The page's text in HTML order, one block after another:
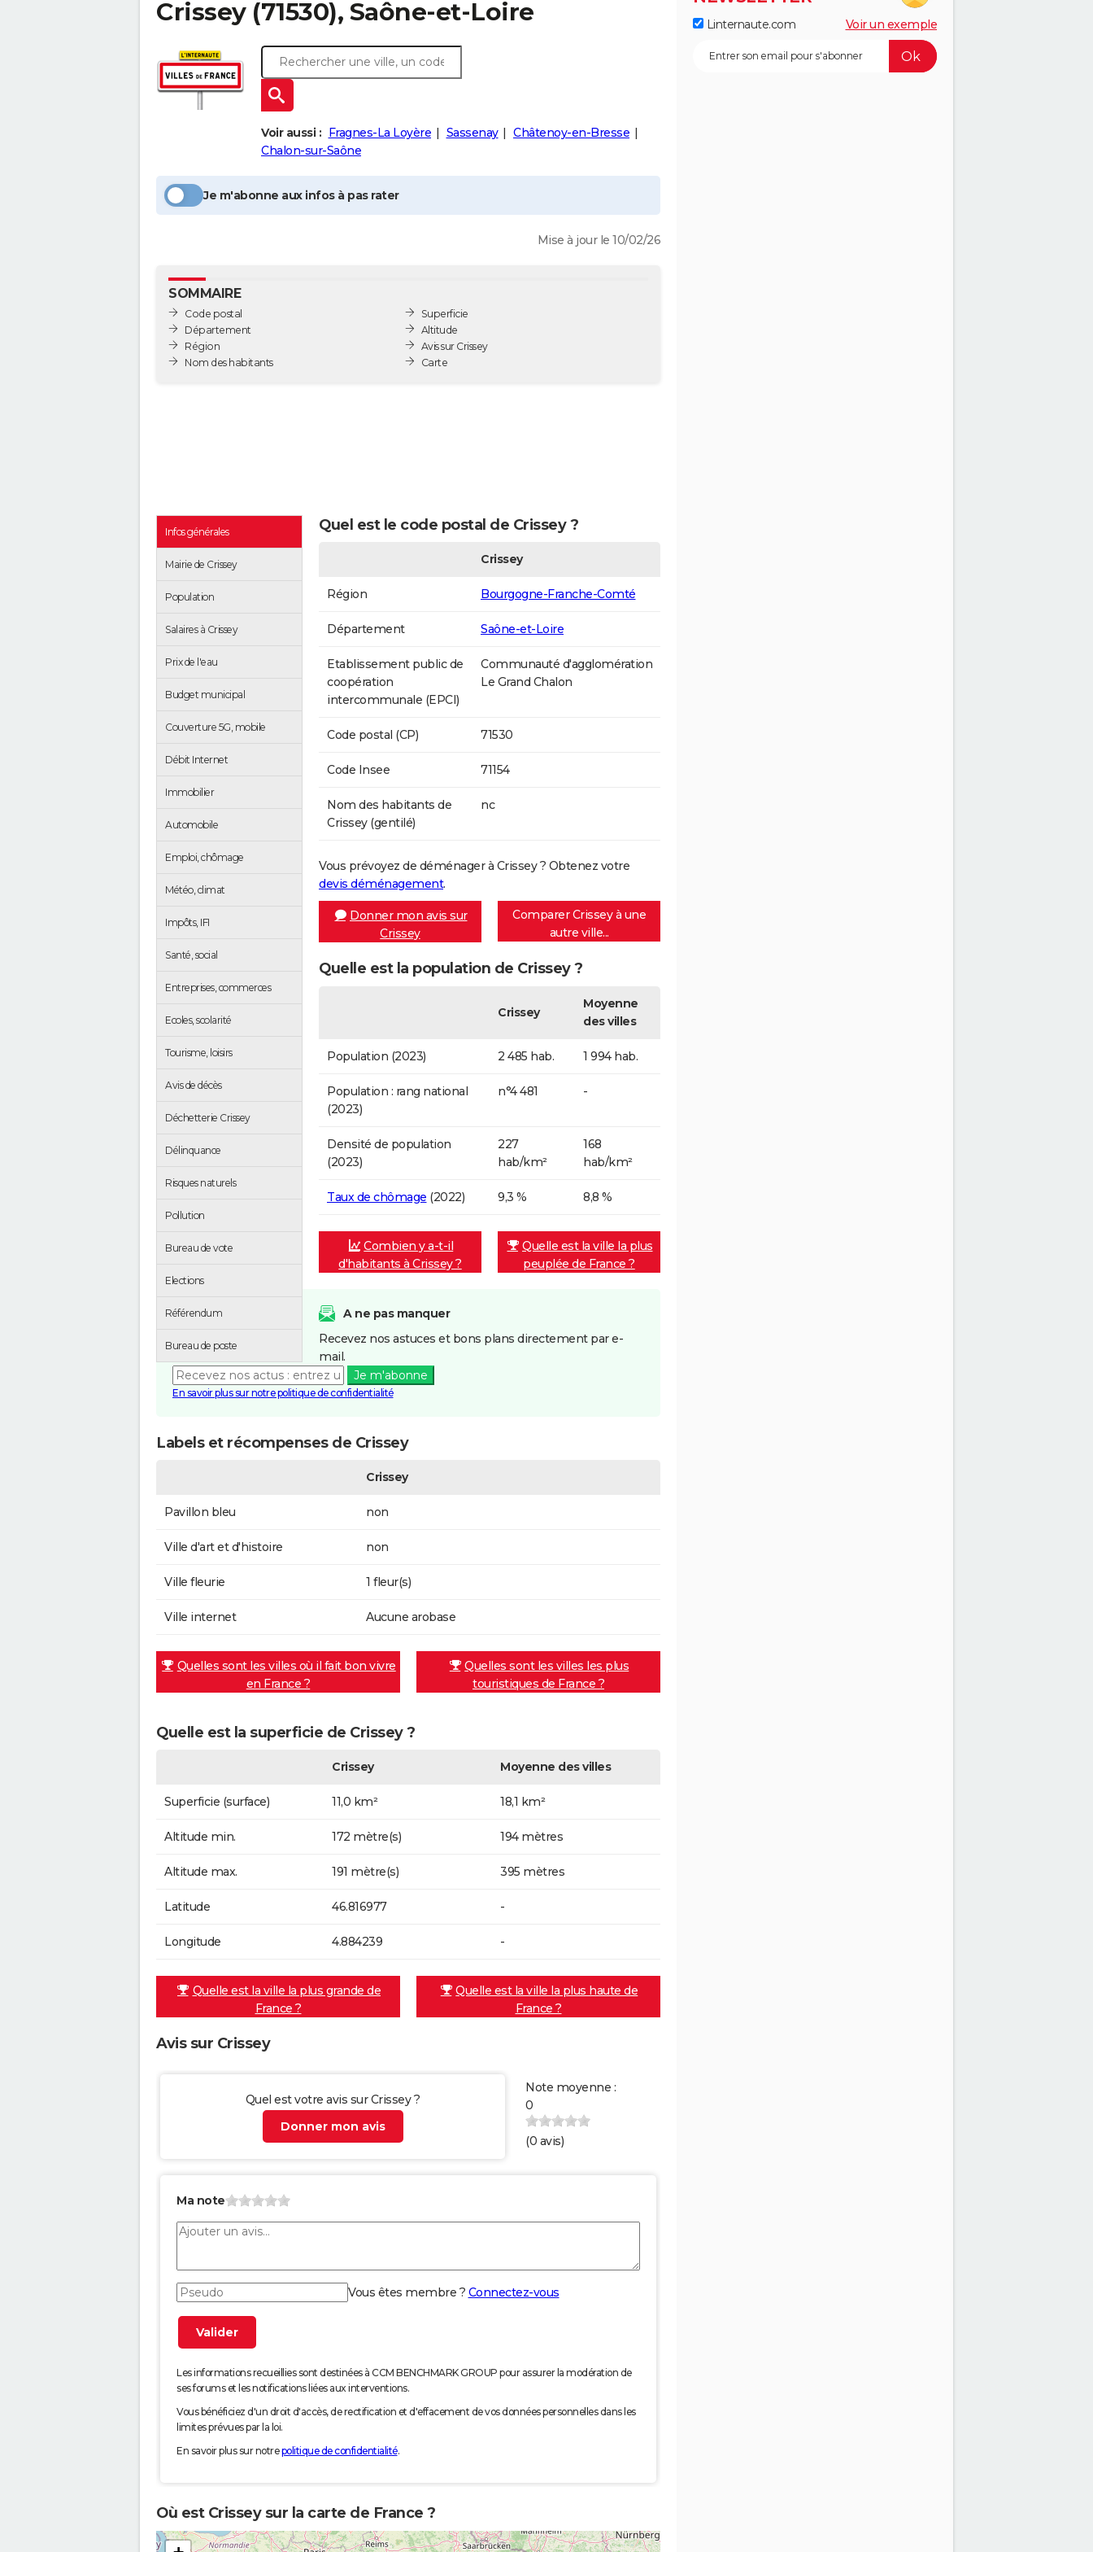
Crissey(71530), Saône-et-Loire
Voir aussi : Fragnes-La Loyère Sassenay
Châtenoy-en-Bresse
Chalon-sur-Saône
Je m'abonne aux infos à pas rater
Mise à jour le 10/02/26
SOMMAIRE
Code postal
Département
Région
Nom des habitants
Superficie
Altitude
Avis sur Crissey
Carte
Infos générales
Mairie de Crissey
Population
Salaires à Crissey
Prix de l'eau
Budget municipal
Couverture 5G, mobile
Débit Internet
Immobilier
Automobile
Emploi, chômage
Météo, climat
Impôts, IFI
Santé, social
Entreprises, commerces
Ecoles, scolarité
Tourisme, loisirs
Avis de décès
Déchetterie Crissey
Délinquance
Risques naturels
Pollution
Bureau de vote
Elections
Référendum
Bureau de poste
Quel est le code postal de Crissey ?
Crissey
Région Bourgogne-Franche-Comté
Département Saône-et-Loire
Etablissement public de
coopération
intercommunale (EPCI)
Communauté d'agglomération
Le Grand Chalon
Code postal (CP) 71530
Code Insee 71154
Nom des habitants de
Crissey (gentilé)
nc
Vous prévoyez de déménager à Crissey ? Obtenez votre
devis déménagement.
Donner mon avis sur
Crissey
Comparer Crissey à une
autre ville...
Quelle est la population de Crissey ?
Crissey
Moyenne
des villes
Population (2023) 2 485 hab. 1 994 hab.
Population : rang national
(2023)
n°4 481 -
Densité de population
(2023)
227
hab/km²
168
hab/km²
Taux de chômage (2022) 9,3 % 8,8 %
Combien y a-t-il
d'habitants à Crissey ?
Quelle est la ville la plus
peuplée de France ?
A ne pas manquer
Recevez nos astuces et bons plans directement par e-
mail.
Je m'abonne
En savoir plus sur notre politique de confidentialité
Labels et récompenses de Crissey
Crissey
Pavillon bleu non
Ville d'art et d'histoire non
Ville fleurie 1 fleur(s)
Ville internet Aucune arobase
Quelles sont les villes où il fait bon vivre
en France ?
Quelles sont les villes les plus
touristiques de France ?
Quelle est la superficie de Crissey ?
Crissey Moyenne des villes
Superficie (surface) 11,0 km² 18,1 km²
Altitude min. 172 mètre(s) 194 mètres
Altitude max. 191 mètre(s) 395 mètres
Latitude 46.816977 -
Longitude 4.884239 -
Quelle est la ville la plus grande de
France ?
Quelle est la ville la plus haute de
France ?
Avis sur Crissey
Quel est votre avis sur Crissey ?
Donner mon avis
Note moyenne :
0
(0 avis)
Ma note
Vous êtes membre ? Connectez-vous
Les informations recueillies sont destinées à CCM BENCHMARK GROUP pour assurer la modération de
ses forums et les notifications liées aux interventions.
Vous bénéficiez d'un droit d'accès, de rectification et d'effacement de vos données personnelles dans les
limites prévues par la loi.
En savoir plus sur notrepolitique de confidentialité.
Où est Crissey sur la carte de France ?
Linternaute.com Voir un exemple